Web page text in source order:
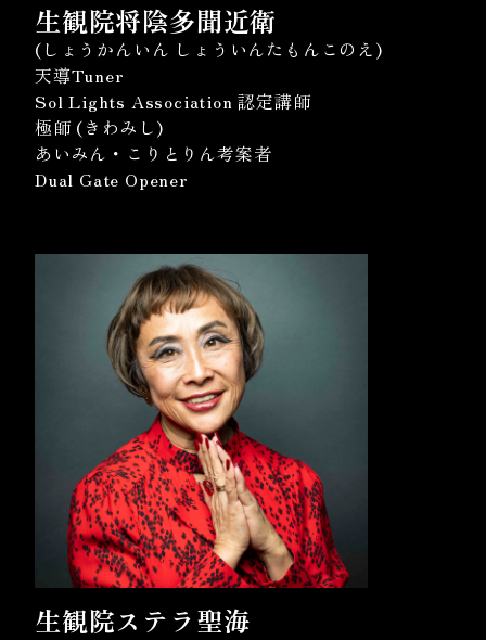
生観院将陰多聞近衛
(しょうかんいん しょういんたもんこのえ)
天導Tuner
Sol Lights Association 認定講師
極師 (きわみし)
あいみん・こりとりん考案者
Dual Gate Opener
生観院ステラ聖海